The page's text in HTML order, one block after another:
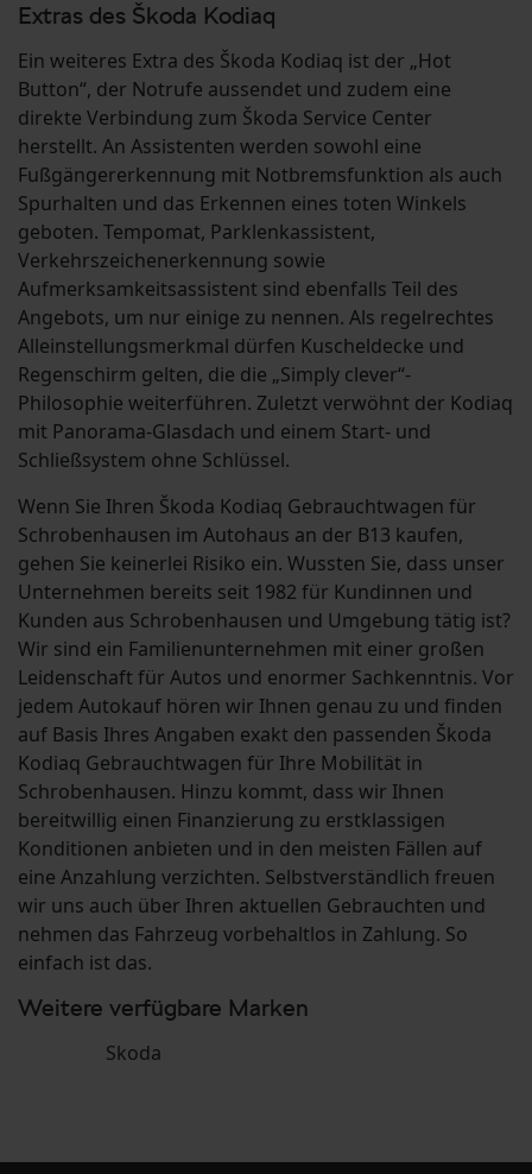
Extras des Škoda Kodiaq
Ein weiteres Extra des Škoda Kodiaq ist der „Hot
Button“, der Notrufe aussendet und zudem eine
direkte Verbindung zum Škoda Service Center
herstellt. An Assistenten werden sowohl eine
Fußgängererkennung mit Notbremsfunktion als auch
Spurhalten und das Erkennen eines toten Winkels
geboten. Tempomat, Parklenkassistent,
Verkehrszeichenerkennung sowie
Aufmerksamkeitsassistent sind ebenfalls Teil des
Angebots, um nur einige zu nennen. Als regelrechtes
Alleinstellungsmerkmal dürfen Kuscheldecke und
Regenschirm gelten, die die „Simply clever“-
Philosophie weiterführen. Zuletzt verwöhnt der Kodiaq
mit Panorama-Glasdach und einem Start- und
Schließsystem ohne Schlüssel.
Wenn Sie Ihren Škoda Kodiaq Gebrauchtwagen für
Schrobenhausen im Autohaus an der B13 kaufen,
gehen Sie keinerlei Risiko ein. Wussten Sie, dass unser
Unternehmen bereits seit 1982 für Kundinnen und
Kunden aus Schrobenhausen und Umgebung tätig ist?
Wir sind ein Familienunternehmen mit einer großen
Leidenschaft für Autos und enormer Sachkenntnis. Vor
jedem Autokauf hören wir Ihnen genau zu und finden
auf Basis Ihres Angaben exakt den passenden Škoda
Kodiaq Gebrauchtwagen für Ihre Mobilität in
Schrobenhausen. Hinzu kommt, dass wir Ihnen
bereitwillig einen Finanzierung zu erstklassigen
Konditionen anbieten und in den meisten Fällen auf
eine Anzahlung verzichten. Selbstverständlich freuen
wir uns auch über Ihren aktuellen Gebrauchten und
nehmen das Fahrzeug vorbehaltlos in Zahlung. So
einfach ist das.
Weitere verfügbare Marken
Skoda